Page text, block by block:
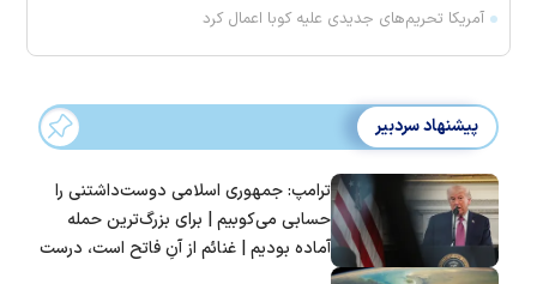
آمریکا تحریم‌های جدیدی علیه کوبا اعمال کرد
پیشنهاد سردبیر
ترامپ: جمهوری اسلامی دوست‌داشتنی را
حسابی می‌کوبیم | برای بزرگ‌ترین حمله
آماده بودیم | غنائم از آنِ فاتح است، درست